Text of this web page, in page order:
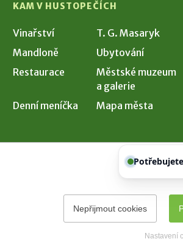
KAM V HUSTOPEČÍCH
Vinařství
T. G. Masaryk
Mandloně
Ubytování
Restaurace
Městské muzeum
a galerie
Denní meníčka
Mapa města
Nepřijmout cookies
Nastavení
našeho asistenta